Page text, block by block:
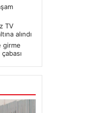
TV
alındı
girme